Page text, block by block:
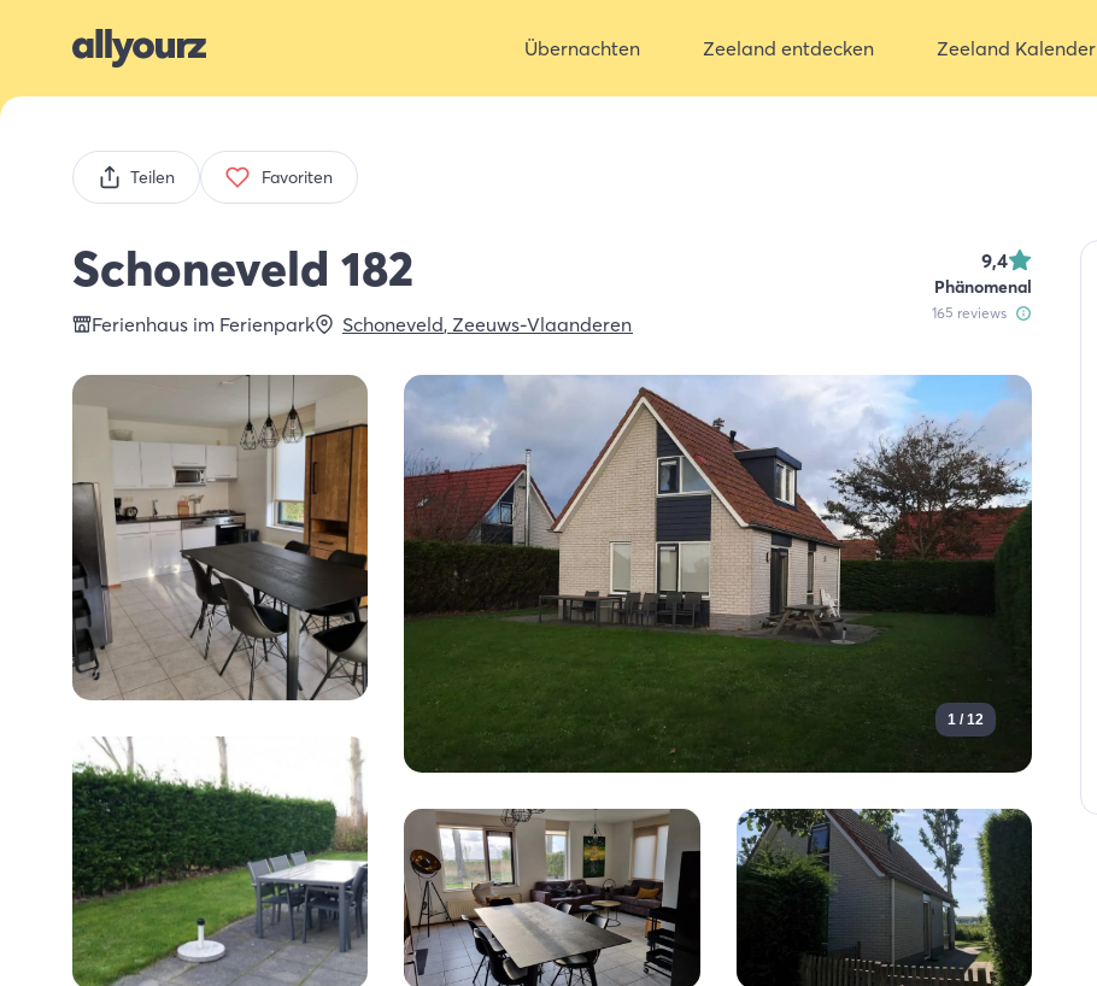
Übernachten Zeeland entdecken Zeeland Kalender
Teilen Favoriten
Schoneveld 182
Ferienhaus im Ferienpark
9,4
Phänomenal
165 reviews
Schoneveld, Zeeuws-Vlaanderen
1 / 12